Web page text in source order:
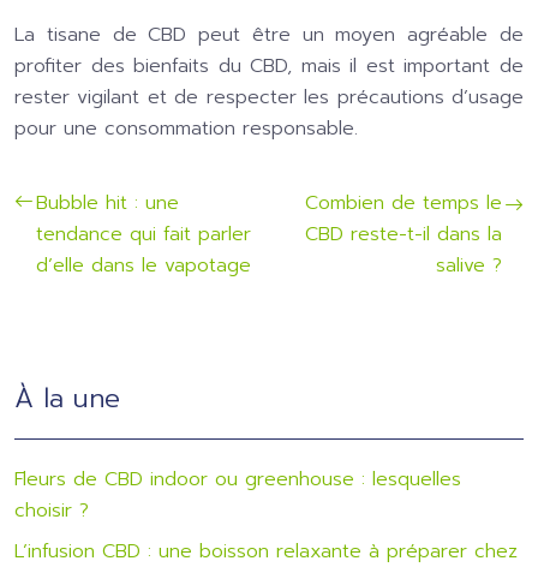
La tisane de CBD peut être un moyen agréable de
profiter des bienfaits du CBD, mais il est important de
rester vigilant et de respecter les précautions d’usage
pour une consommation responsable.
Bubble hit : une
tendance qui fait parler
d’elle dans le vapotage
Combien de temps le
CBD reste-t-il dans la
salive ?
À la une
Fleurs de CBD indoor ou greenhouse : lesquelles
choisir ?
L’infusion CBD : une boisson relaxante à préparer chez